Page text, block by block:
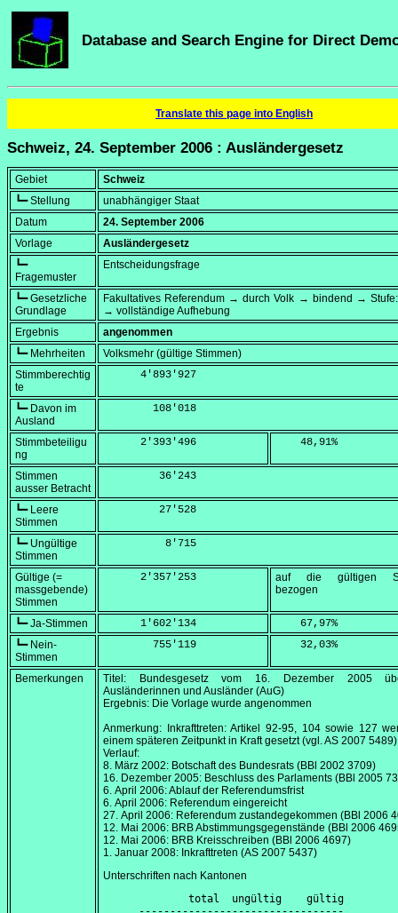
Database and Search Engine for Direct
Translate this page into English
Schweiz, 24. September 2006 : Ausländergesetz
Gebiet
Schweiz
┗━ Stellung
unabhängiger Staat
Datum
24. September 2006
Vorlage
Ausländergesetz
┗━
Fragemuster
Entscheidungsfrage
┗━ Gesetzliche
Grundlage
Fakultatives Referendum → durch Volk → bindend →
→ vollständige Aufhebung
Ergebnis
angenommen
┗━ Mehrheiten
Volksmehr (gültige Stimmen)
Stimmberechtig
te
      4'893'927
┗━ Davon im
Ausland
        108'018
Stimmbeteiligu
ng
      2'393'496
    48,91
%
Stimmen
ausser Betracht
         36'243
┗━ Leere
Stimmen
         27'528
┗━ Ungültige
Stimmen
          8'715
Gültige (=
massgebende)
Stimmen
      2'357'253
auf die gültigen
bezogen
┗━ Ja-Stimmen
      1'602'134
    67,97
%
┗━ Nein-
Stimmen
        755'119
    32,03
%
Bemerkungen Titel: Bundesgesetz vom 16. Dezember 2005
Ausländerinnen und Ausländer (AuG)
Ergebnis: Die Vorlage wurde angenommen
Anmerkung: Inkrafttreten: Artikel 92-95, 104 sowie 127
einem späteren Zeitpunkt in Kraft gesetzt (vgl. AS 2007
Verlauf:
8. März 2002: Botschaft des Bundesrats (BBl 2002 3709)
16. Dezember 2005: Beschluss des Parlaments (BBl 2005
6. April 2006: Ablauf der Referendumsfrist
6. April 2006: Referendum eingereicht
27. April 2006: Referendum zustandegekommen (BBl 2006
12. Mai 2006: BRB Abstimmungsgegenstände (BBl 2006
12. Mai 2006: BRB Kreisschreiben (BBl 2006 4697)
1. Januar 2008: Inkrafttreten (AS 2007 5437)
Unterschriften nach Kantonen
        total  ungültig    gültig